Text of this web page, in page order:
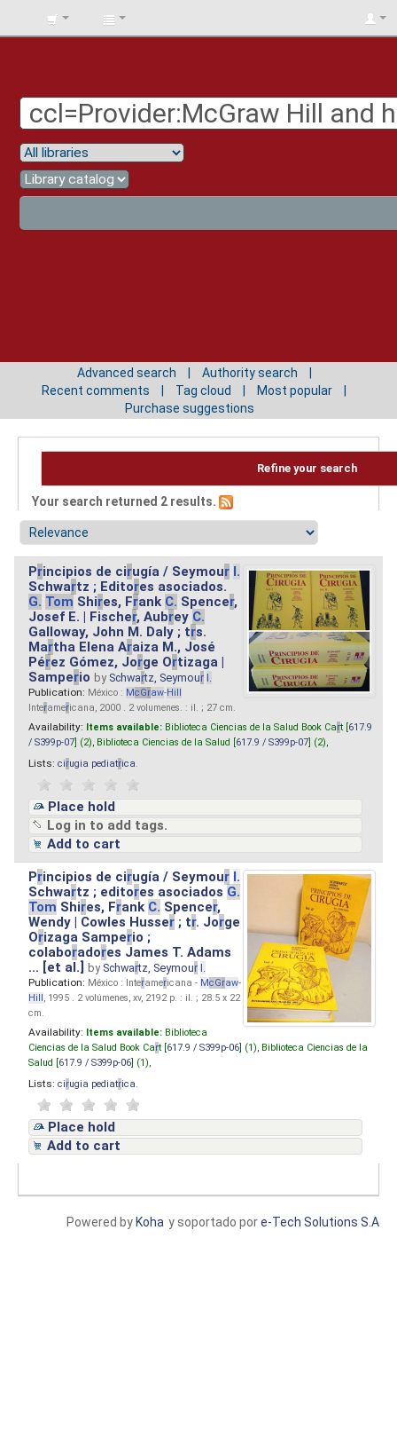
BIBLIOTECA
Advanced search
Authority search
Recent comments
Tag cloud
Most popular
Purchase suggestions
Refine your search
Your search returned 2 results.
Principios de cirugía / Seymour I.
Schwartz ; Editores asociados.
G. Tom Shires, Frank C. Spencer,
Josef E. | Fischer, Aubrey C.
Galloway, John M. Daly ; trs.
Martha Elena Araiza M., José
Pérez Gómez, Jorge Ortizaga |
Samperio by Schwartz, Seymour I.
Publication: México : McGraw-Hill
Interamericana, 2000 . 2 volumenes. : il. ; 27 cm.
Availability: Items available: Biblioteca Ciencias de la Salud Book Cart [ 617.9
/ S399p-07 ] (2), Biblioteca Ciencias de la Salud [ 617.9 / S399p-07 ] (2),
Lists: cirugia pediatrica
Place hold
Log in to add tags.
Add to cart
Principios de cirugía / Seymour I.
Schwartz ; editores asociados G.
Tom Shires, Frank C. Spencer,
Wendy | Cowles Husser ; tr. Jorge
Orizaga Samperio ;
colaboradores James T. Adams
... [et al.]by Schwartz, Seymour I.
Publication: México : Interamericana - McGraw-
Hill, 1995 . 2 volúmenes, xv, 2192 p. : il. ; 28.5 x 22
cm.
Availability: Items available: Biblioteca
Ciencias de la Salud Book Cart [ 617.9 / S399p-06 ] (1), Biblioteca Ciencias de la
Salud [ 617.9 / S399p-06 ] (1),
Lists: cirugia pediatrica
Place hold
Add to cart
y soportado pore-Tech Solutions S.A
Powered by Koha